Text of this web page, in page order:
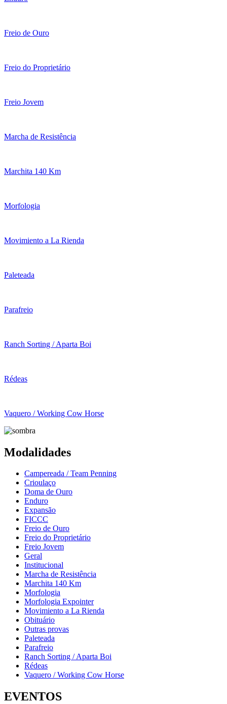
Freio de Ouro
Freio do Proprietário
Freio Jovem
Marcha de Resistência
Marchita 140 Km
Morfologia
Movimiento a La Rienda
Paleteada
Parafreio
Ranch Sorting / Aparta Boi
Rédeas
Vaquero / Working Cow Horse
Modalidades
Campereada / Team Penning
Crioulaço
Doma de Ouro
Enduro
Expansão
FICCC
Freio de Ouro
Freio do Proprietário
Freio Jovem
Geral
Institucional
Marcha de Resistência
Marchita 140 Km
Morfologia
Morfologia Expointer
Movimiento a La Rienda
Obituário
Outras provas
Paleteada
Parafreio
Ranch Sorting / Aparta Boi
Rédeas
Vaquero / Working Cow Horse
EVENTOS